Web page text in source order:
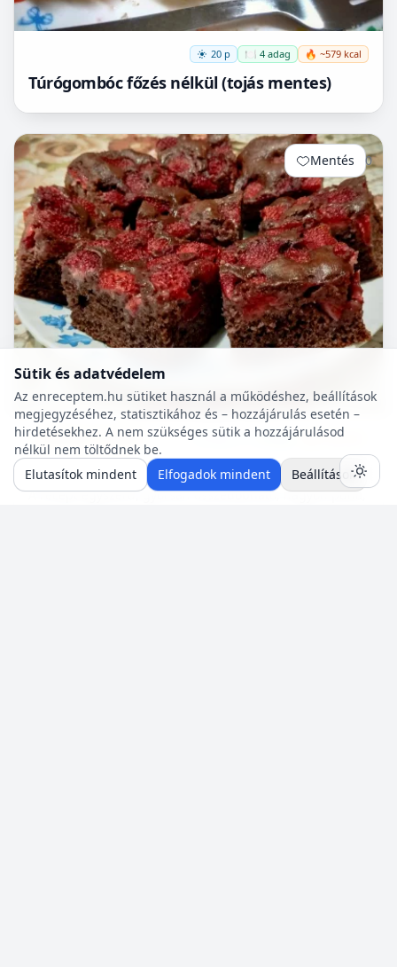
20 p 🍽️ 4 adag 🔥 ~579 kcal
Túrógombóc főzés nélkül (tojás mentes)
Mentés 0
Sütemény receptek 55 p 🍽️ 6 adag 🔥 ~342 kcal
Epres kakaós kevert
A recept egyszerű, gyorsan összedobható, nagyon puha,
Sütik és adatvédelem
Az enreceptem.hu sütiket használ a működéshez, beállítások
megjegyzéséhez, statisztikához és – hozzájárulás esetén –
hirdetésekhez. A nem szükséges sütik a hozzájárulásod
nélkül nem töltődnek be.
Elutasítok mindent
Elfogadok mindent Beállítások